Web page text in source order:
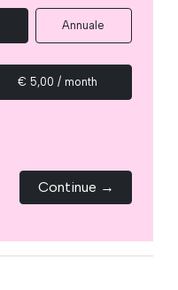
Annuale
€ 5,00 / month
Continue →